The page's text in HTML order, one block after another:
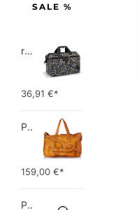
SALE %
reisenthel allrounder L pocket  Vielseitige Doktortasche für Reise, Arbeit und Freizeit  Mit praktischer Trolley…
36,91 €*
PIECES TOTALLY ROYAL LEATHER TRAVEL BAG 17055349 Damen Umhängetaschen ,1 Groesse (51 x 33 x 14,5 cm)
159,00 €*
Picard Unisex-Erwachsene Buddy Gepäck- Handgepäck